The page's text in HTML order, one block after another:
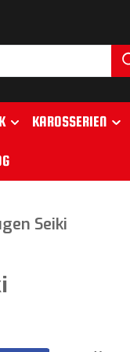
KAROSSERIEN
Seiki